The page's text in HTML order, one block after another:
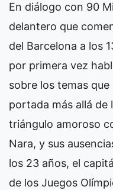
En diálogo con 90
delantero que
del Barcelona a los
por primera vez
sobre los temas
portada más allá de
triángulo amoroso
Nara, y sus
los 23 años, el
de los Juegos